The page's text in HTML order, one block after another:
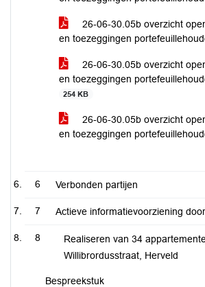
26-06-30.05b overzicht
en toezeggingen
26-06-30.05b overzicht
en toezeggingen
254 KB
26-06-30.05b overzicht
en toezeggingen
6 Verbonden partijen
7 Actieve informatievoorziening
8
Realiseren van 34
Willibrordusstraat, Herveld
Bespreekstuk